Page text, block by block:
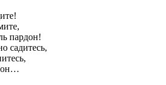
пардон!
садитесь,